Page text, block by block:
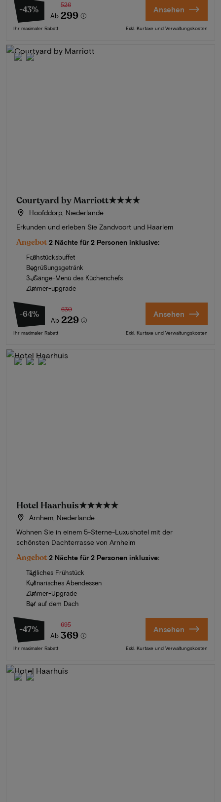
-43%
Ab
526
299
Ihr maximaler Rabatt
Ansehen
Exkl. Kurtaxe und Verwaltungskosten
Courtyard by Marriott★★★★
Hoofddorp, Niederlande
Erkunden und erleben Sie Zandvoort und Haarlem
Angebot 2 Nächte für 2 Personen inklusive:
Frühstücksbuffet
Begrüßungsgetränk
3-Gänge-Menü des Küchenchefs
Zimmer-upgrade
-64%
Ab
630
229
Ihr maximaler Rabatt
Ansehen
Exkl. Kurtaxe und Verwaltungskosten
Hotel Haarhuis★★★★★
Arnhem, Niederlande
Wohnen Sie in einem 5-Sterne-Luxushotel mit der
schönsten Dachterrasse von Arnheim
Angebot 2 Nächte für 2 Personen inklusive:
Tägliches Frühstück
Kulinarisches Abendessen
Zimmer-Upgrade
Bar auf dem Dach
-47%
Ab
695
369
Ihr maximaler Rabatt
Ansehen
Exkl. Kurtaxe und Verwaltungskosten